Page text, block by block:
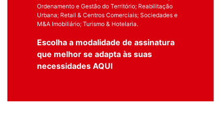
Ordenamento e Gestão do Território; Reabilitação
Urbana; Retail & Centros Comerciais; Sociedades e
M&A Imobiliário; Turismo & Hotelaria.
Escolha a modalidade de assinatura
que melhor se adapta às suas
necessidades AQUI